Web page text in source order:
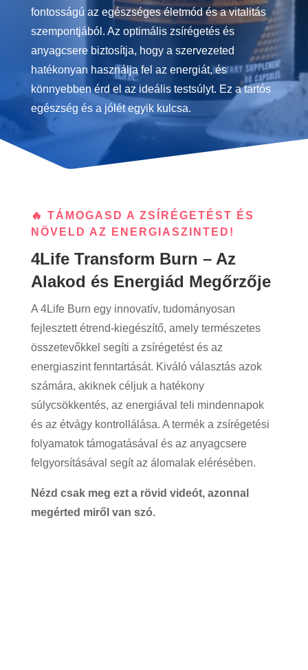
fontosságú az egészséges életmód és a vitalitás
szempontjából. Az optimális zsírégetés és
anyagcsere biztosítja, hogy a szervezeted
hatékonyan használja fel az energiát, és
könnyebben érd el az ideális testsúlyt. Ez a tartós
egészség és a jólét egyik kulcsa.
🔥 TÁMOGASD A ZSÍRÉGETÉST ÉS
NÖVELD AZ ENERGIASZINTED!
4Life Transform Burn – Az
Alakod és Energiád Megőrzője
A 4Life Burn egy innovatív, tudományosan
fejlesztett étrend-kiegészítő, amely természetes
összetevőkkel segíti a zsírégetést és az
energiaszint fenntartását. Kiváló választás azok
számára, akiknek céljuk a hatékony
súlycsökkentés, az energiával teli mindennapok
és az étvágy kontrollálása. A termék a zsírégetési
folyamatok támogatásával és az anyagcsere
felgyorsításával segít az álomalak elérésében.
Nézd csak meg ezt a rövid videót, azonnal
megérted miről van szó.